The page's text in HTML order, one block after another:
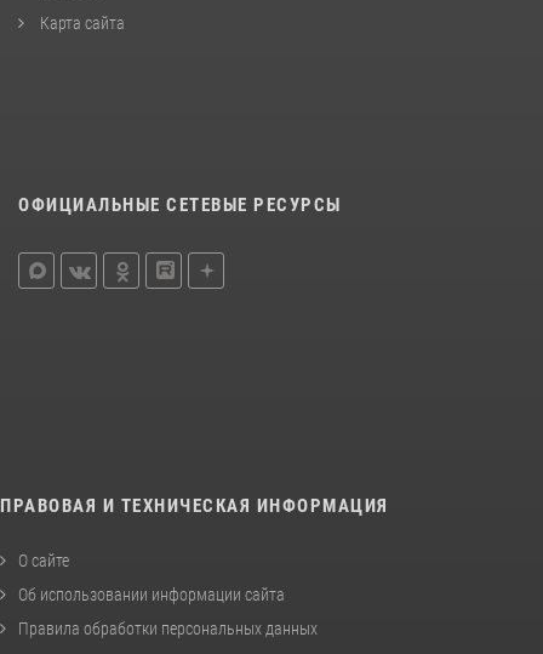
Карта сайта
ОФИЦИАЛЬНЫЕ СЕТЕВЫЕ РЕСУРСЫ
ПРАВОВАЯ И ТЕХНИЧЕСКАЯ ИНФОРМАЦИЯ
О сайте
Об использовании информации сайта
Правила обработки персональных данных